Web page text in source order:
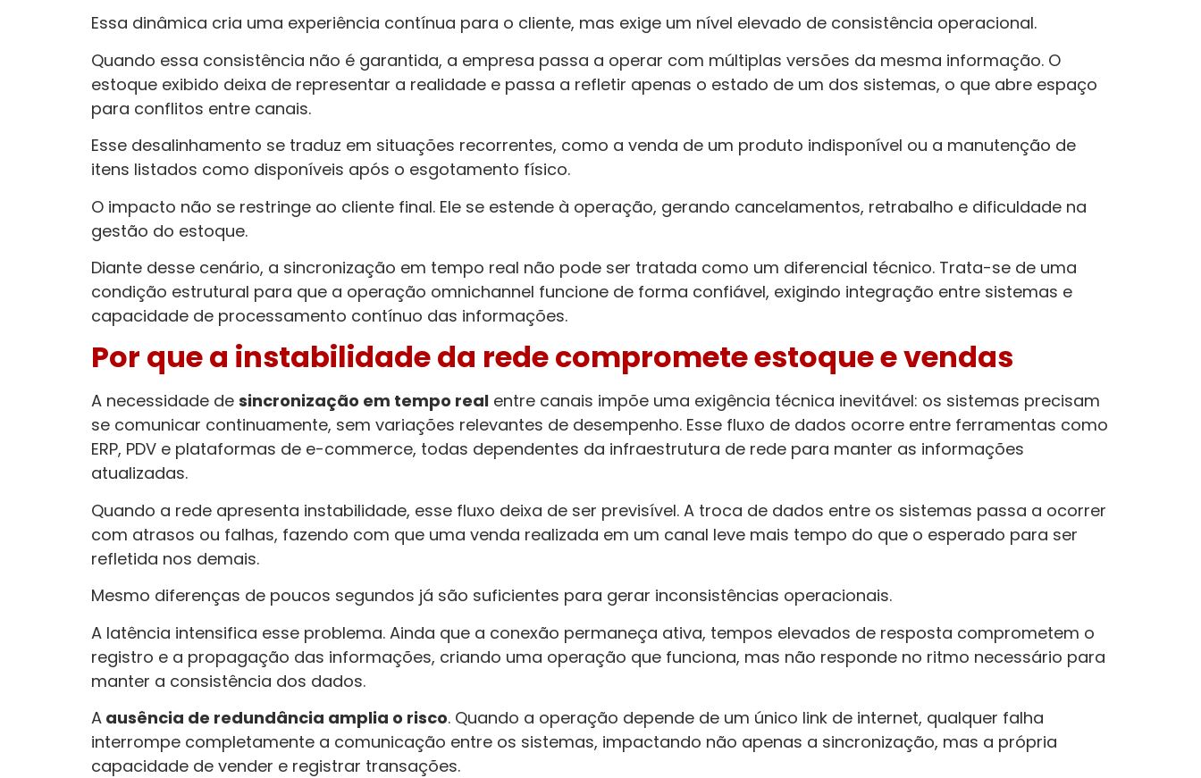
Essa dinâmica cria uma experiência contínua para o cliente, mas exige um nível elevado de consistência operacional.
Quando essa consistência não é garantida, a empresa passa a operar com múltiplas versões da mesma informação. O
estoque exibido deixa de representar a realidade e passa a refletir apenas o estado de um dos sistemas, o que abre espaço
para conflitos entre canais.
Esse desalinhamento se traduz em situações recorrentes, como a venda de um produto indisponível ou a manutenção de
itens listados como disponíveis após o esgotamento físico.
O impacto não se restringe ao cliente final. Ele se estende à operação, gerando cancelamentos, retrabalho e dificuldade na
gestão do estoque.
Diante desse cenário, a sincronização em tempo real não pode ser tratada como um diferencial técnico. Trata-se de uma
condição estrutural para que a operação omnichannel funcione de forma confiável, exigindo integração entre sistemas e
capacidade de processamento contínuo das informações.
Por que a instabilidade da rede compromete estoque e vendas
A necessidade de sincronização em tempo real entre canais impõe uma exigência técnica inevitável: os sistemas precisam
se comunicar continuamente, sem variações relevantes de desempenho. Esse fluxo de dados ocorre entre ferramentas como
ERP, PDV e plataformas de e-commerce, todas dependentes da infraestrutura de rede para manter as informações
atualizadas.
Quando a rede apresenta instabilidade, esse fluxo deixa de ser previsível. A troca de dados entre os sistemas passa a ocorrer
com atrasos ou falhas, fazendo com que uma venda realizada em um canal leve mais tempo do que o esperado para ser
refletida nos demais.
Mesmo diferenças de poucos segundos já são suficientes para gerar inconsistências operacionais.
A latência intensifica esse problema. Ainda que a conexão permaneça ativa, tempos elevados de resposta comprometem o
registro e a propagação das informações, criando uma operação que funciona, mas não responde no ritmo necessário para
manter a consistência dos dados.
A ausência de redundância amplia o risco. Quando a operação depende de um único link de internet, qualquer falha
interrompe completamente a comunicação entre os sistemas, impactando não apenas a sincronização, mas a própria
capacidade de vender e registrar transações.